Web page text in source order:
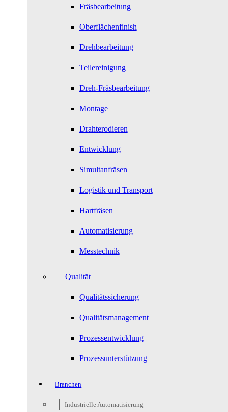
Fräsbearbeitung
Oberflächenfinish
Drehbearbeitung
Teilereinigung
Dreh-Fräsbearbeitung
Montage
Drahterodieren
Entwicklung
Simultanfräsen
Logistik und Transport
Hartfräsen
Automatisierung
Messtechnik
Qualität
Qualitätssicherung
Qualitätsmanagement
Prozessentwicklung
Prozessunterstützung
Branchen
Industrielle Automatisierung